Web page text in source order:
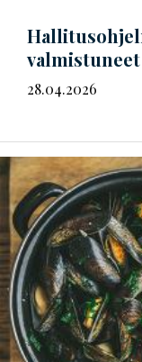
valmistuneet
28.04.2026